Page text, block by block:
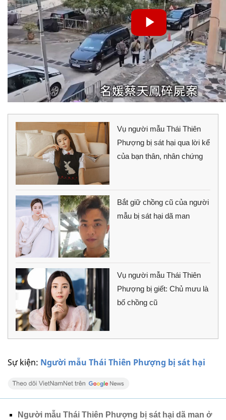
Sự kiện: Người mẫu Thái Thiên Phượng bị sát hại
Vụ người mẫu Thái Thiên
Phượng bị sát hại qua lời kể
của bạn thân, nhân chứng
Bắt giữ chồng cũ của người
mẫu bị sát hại dã man
Vụ người mẫu Thái Thiên
Phượng bị giết: Chủ mưu là
bố chồng cũ
Người mẫu Thái Thiên Phượng bị sát hại dã man ở